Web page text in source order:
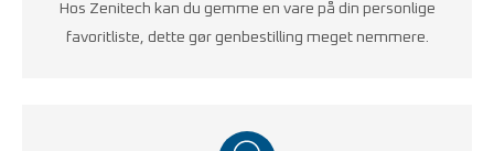
Hos Zenitech kan du gemme en vare på din personlige
favoritliste, dette gør genbestilling meget nemmere.